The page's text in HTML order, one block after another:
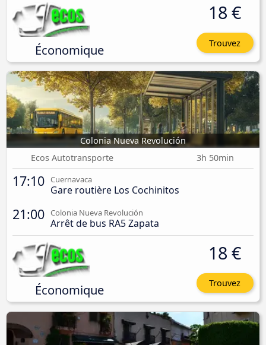
Économique
18 €
Trouvez
Colonia Nueva Revolución
Ecos Autotransporte
3h 50min
17:10 Cuernavaca
Gare routière Los Cochinitos
21:00 Colonia Nueva Revolución
Arrêt de bus RA5 Zapata
Économique
18 €
Trouvez